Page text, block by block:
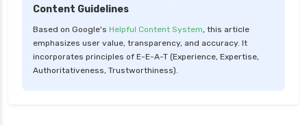
health insurance vadodara
health insurance varanasi
health insurance vs medical insurance
how health insurance works in india
Content Guidelines
Based on Google's Helpful Content System, this article
emphasizes user value, transparency, and accuracy. It
incorporates principles of E-E-A-T (Experience, Expertise,
Authoritativeness, Trustworthiness).